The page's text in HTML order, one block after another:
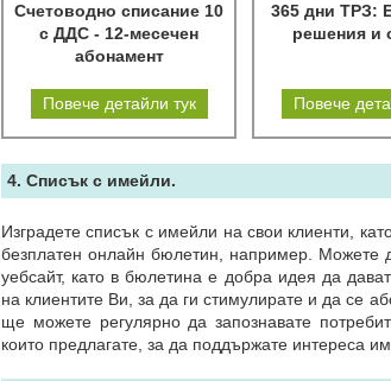
Счетоводно списание 10
с ДДС - 12-месечен
абонамент
Повече детайли тук
365 дни ТРЗ:
решения и
Повече
4. Списък с имейли.
Изградете списък с имейли на свои клиенти,
безплатен онлайн бюлетин, например. Можете
уебсайт, като в бюлетина е добра идея да
на клиентите Ви, за да ги стимулирате и да се
ще можете регулярно да запознавате
които предлагате, за да поддържате интереса